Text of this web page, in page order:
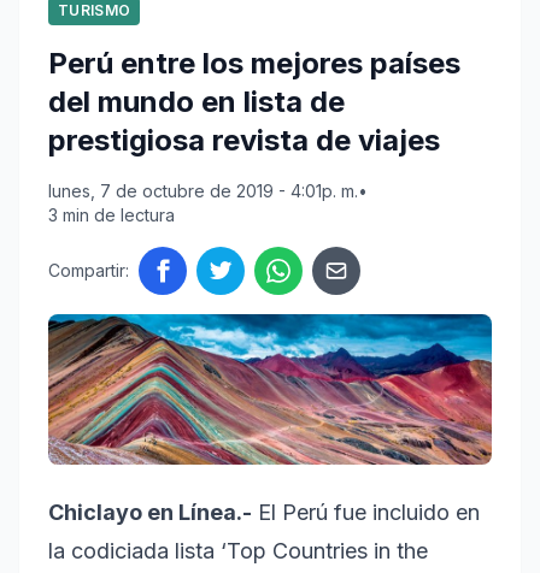
TURISMO
Perú entre los mejores países
del mundo en lista de
prestigiosa revista de viajes
lunes, 7 de octubre de 2019 - 4:01p. m.•
3 min de lectura
Compartir:
Chiclayo en Línea.- El Perú fue incluido en
la codiciada lista ‘Top Countries in the